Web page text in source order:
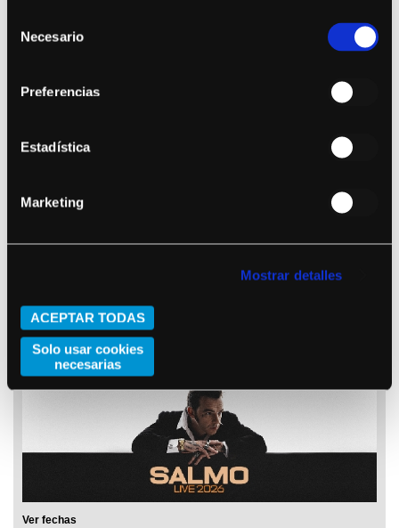
Necesario
Preferencias
Estadística
Marketing
Mostrar detalles
ACEPTAR TODAS
Solo usar cookies
necesarias
Bryan Adams
Ver fechas
Salmo
Ver fechas